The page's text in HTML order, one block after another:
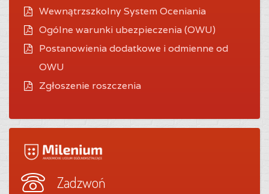
Wewnątrzszkolny System Oceniania
Ogólne warunki ubezpieczenia (OWU)
Postanowienia dodatkowe i odmienne od
OWU
Zgłoszenie roszczenia
Zadzwoń